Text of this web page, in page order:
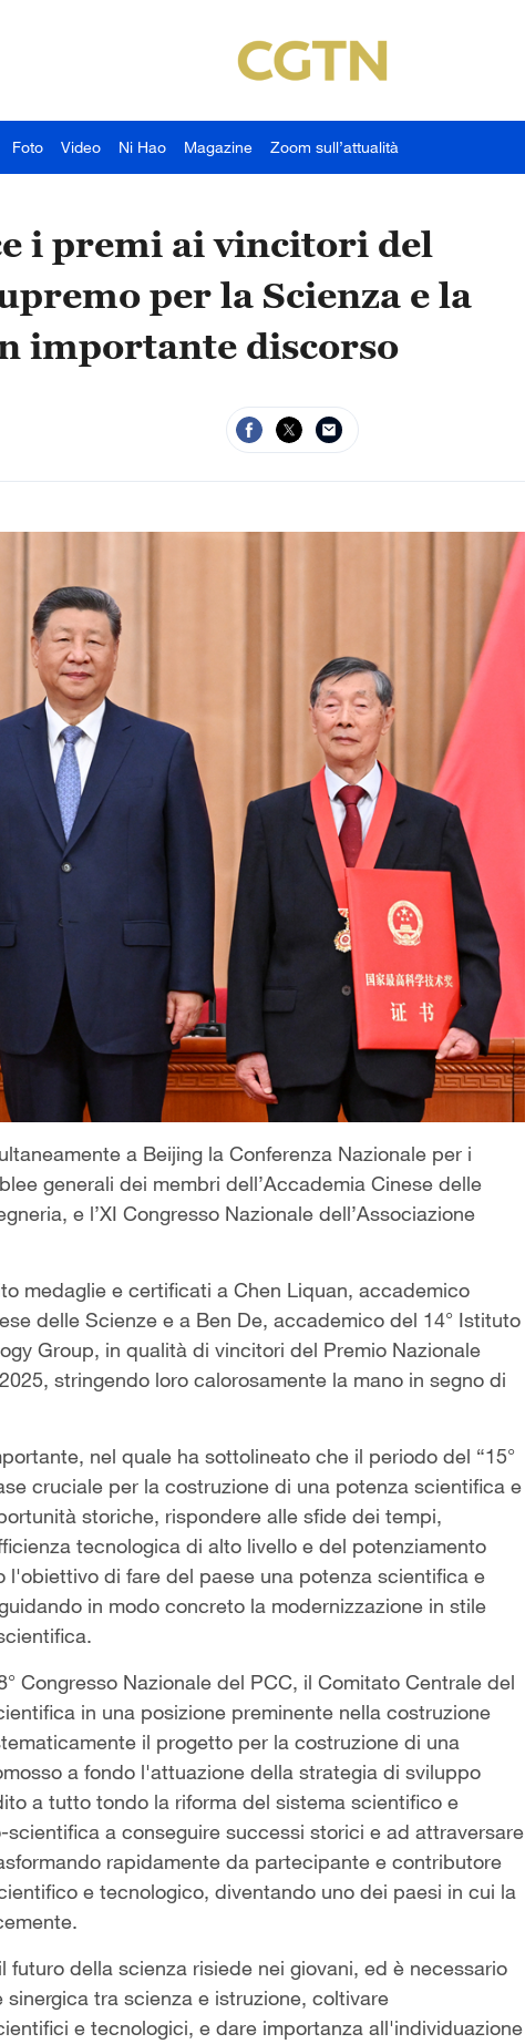
Foto Video Ni Hao Magazine Zoom sull’attualità
i premi ai vincitori del
per la Scienza e la
importante discorso
a Beijing la Conferenza Nazionale per i
generali dei membri dell’Accademia Cinese delle
e l’XI Congresso Nazionale dell’Associazione
medaglie e certificati a Chen Liquan, accademico
delle Scienze e a Ben De, accademico del 14° Istituto
Group, in qualità di vincitori del Premio Nazionale
stringendo loro calorosamente la mano in segno di
nel quale ha sottolineato che il periodo del “15°
cruciale per la costruzione di una potenza scientifica e
storiche, rispondere alle sfide dei tempi,
tecnologica di alto livello e del potenziamento
l'obiettivo di fare del paese una potenza scientifica e
in modo concreto la modernizzazione in stile
Congresso Nazionale del PCC, il Comitato Centrale del
in una posizione preminente nella costruzione
il progetto per la costruzione di una
a fondo l'attuazione della strategia di sviluppo
a tutto tondo la riforma del sistema scientifico e
a conseguire successi storici e ad attraversare
rapidamente da partecipante e contributore
e tecnologico, diventando uno dei paesi in cui la
della scienza risiede nei giovani, ed è necessario
tra scienza e istruzione, coltivare
e tecnologici, e dare importanza all'individuazione